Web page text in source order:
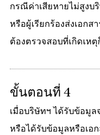
กรณีค่าเสียหายไม่สูงบ
หรือผู้เรียกร้องส่งเอก
ต้องตรวจสอบที่เกิดเหตุ
ขั้นตอนที่ 4
เมื่อบริษัทฯ ได้รับข้อมูล
หรือได้รับข้อมูลหรือเอ